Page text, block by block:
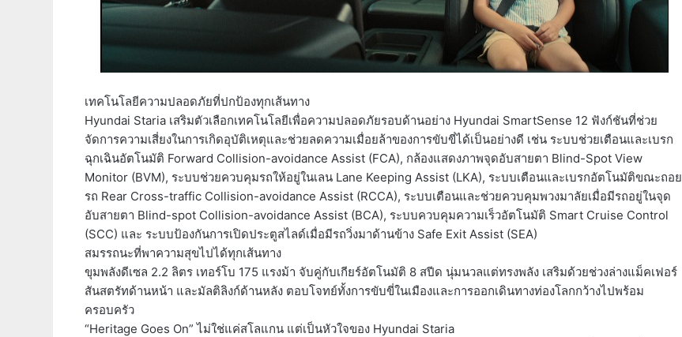
เทคโนโลยีความปลอดภัยที่ปกป้องทุกเส้นทาง
Hyundai Staria เสริมตัวเลือกเทคโนโลยีเพื่อความปลอดภัยรอบด้านอย่าง Hyundai SmartSense 12 ฟังก์ชันที่ช่วย
จัดการความเสี่ยงในการเกิดอุบัติเหตุและช่วยลดความเมื่อยล้าของการขับขี่ได้เป็นอย่างดี เช่น ระบบช่วยเตือนและเบรก
ฉุกเฉินอัตโนมัติ Forward Collision-avoidance Assist (FCA), กล้องแสดงภาพจุดอับสายตา Blind-Spot View
Monitor (BVM), ระบบช่วยควบคุมรถให้อยู่ในเลน Lane Keeping Assist (LKA), ระบบเตือนและเบรกอัตโนมัติขณะถอย
รถ Rear Cross-traffic Collision-avoidance Assist (RCCA), ระบบเตือนและช่วยควบคุมพวงมาลัยเมื่อมีรถอยู่ในจุด
อับสายตา Blind-spot Collision-avoidance Assist (BCA), ระบบควบคุมความเร็วอัตโนมัติ Smart Cruise Control
(SCC) และ ระบบป้องกันการเปิดประตูสไลด์เมื่อมีรถวิ่งมาด้านข้าง Safe Exit Assist (SEA)
สมรรถนะที่พาความสุขไปได้ทุกเส้นทาง
ขุมพลังดีเซล 2.2 ลิตร เทอร์โบ 175 แรงม้า จับคู่กับเกียร์อัตโนมัติ 8 สปีด นุ่มนวลแต่ทรงพลัง เสริมด้วยช่วงล่างแม็คเฟอร์
สันสตรัทด้านหน้า และมัลติลิงก์ด้านหลัง ตอบโจทย์ทั้งการขับขี่ในเมืองและการออกเดินทางท่องโลกกว้างไปพร้อม
ครอบครัว
“Heritage Goes On” ไม่ใช่แค่สโลแกน แต่เป็นหัวใจของ Hyundai Staria